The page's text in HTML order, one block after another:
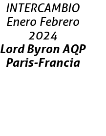
INTERCAMBIO
Enero Febrero
2024
Lord Byron AQP
Paris-Francia